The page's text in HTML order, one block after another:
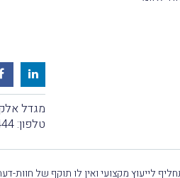
מגדל אלקטרה,
טלפון:
לייעוץ מקצועי ואין לו תוקף של חוות-